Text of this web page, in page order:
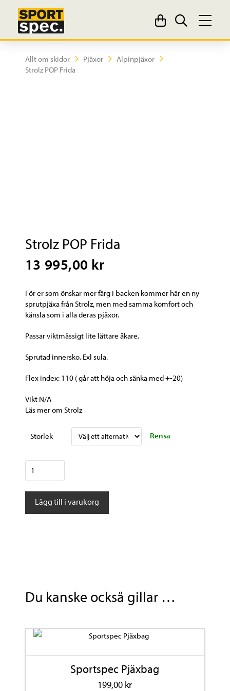
Allt om skidor Pjäxor
Alpinpjäxor
Strolz POP Frida
Strolz POP Frida
13 995,00 kr
För er som önskar mer färg i backen kommer här en ny
sprutpjäxa från Strolz, men med samma komfort och
känsla som i alla deras pjäxor.
Passar viktmässigt lite lättare åkare.
Sprutad innersko. Exl sula.
Flex index: 110 ( går att höja och sänka med +-20)
Vikt N/A
Läs mer om Strolz
Storlek Rensa
Strolz
POP
Frida
mängd
Lägg till i varukorg
Du kanske också gillar …
Sportspec Pjäxbag
199,00 kr